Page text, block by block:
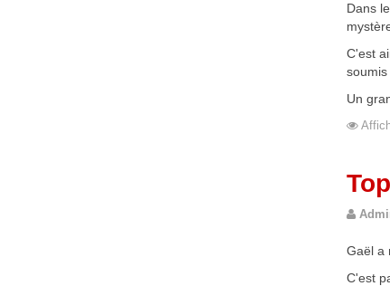
Dans
C'est
soumis
Un
Gaël a
C'est